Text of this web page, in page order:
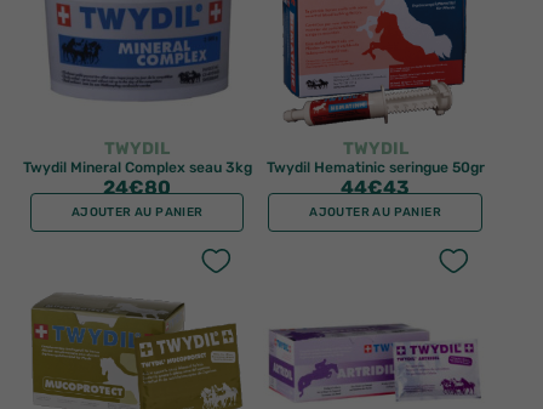
TWYDIL
Twydil Mineral Complex seau 3kg
24€80
AJOUTER AU PANIER
TWYDIL
Twydil Hematinic seringue 50gr
44€43
AJOUTER AU PANIER